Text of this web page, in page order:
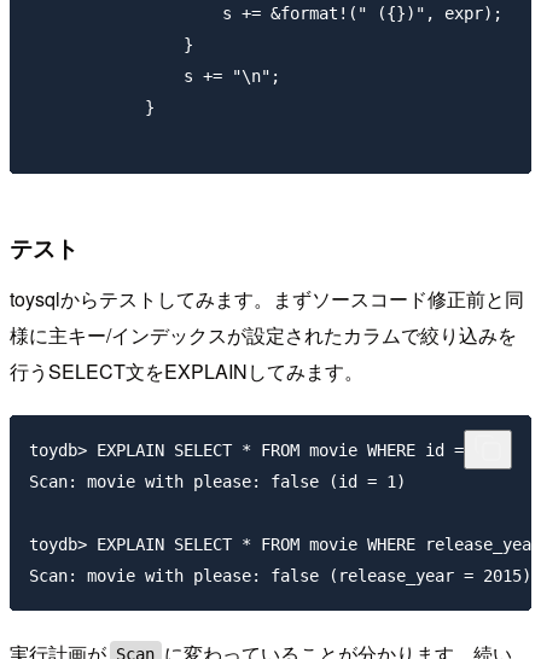
                    s += &format!(" ({})", expr);
                }
                s += "\n";
            }
テスト
toysqlからテストしてみます。まずソースコード修正前と同
様に主キー/インデックスが設定されたカラムで絞り込みを
行うSELECT文をEXPLAINしてみます。
toydb> EXPLAIN SELECT * FROM movie WHERE id = 1;
Scan: movie with please: false (id = 1)
toydb> EXPLAIN SELECT * FROM movie WHERE
実行計画が Scan に変わっていることが分かります。続い